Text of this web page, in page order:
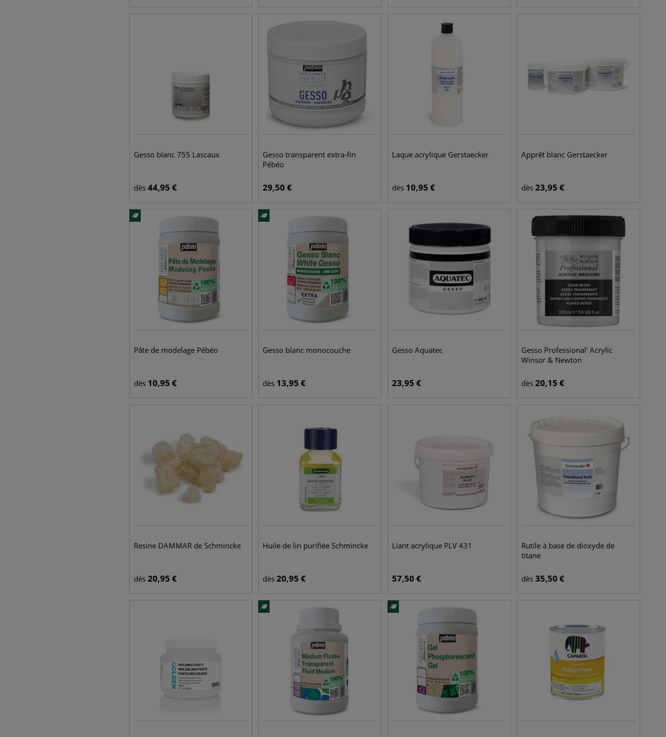
Gesso blanc 755 Lascaux
dès 44,95 €
Gesso transparent extra-fin
Pébéo
29,50 €
Laque acrylique Gerstaecker
dès 10,95 €
Apprêt blanc Gerstaecker
dès 23,95 €
Pâte de modelage Pébéo
dès 10,95 €
Gesso blanc monocouche
dès 13,95 €
Gesso Aquatec
23,95 €
Gesso Professional' Acrylic
Winsor & Newton
dès 20,15 €
Resine DAMMAR de Schmincke
dès 20,95 €
Huile de lin purifiée Schmincke
dès 20,95 €
Liant acrylique PLV 431
57,50 €
Rutile à base de dioxyde de
titane
dès 35,50 €